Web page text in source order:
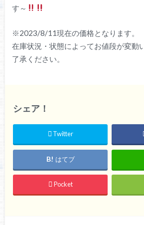
す～
※2023/8/11現在の価格となります。
在庫状況・状態によってお値段が変動
了承ください。
シェア！
Twitter
はてブ
Pocket